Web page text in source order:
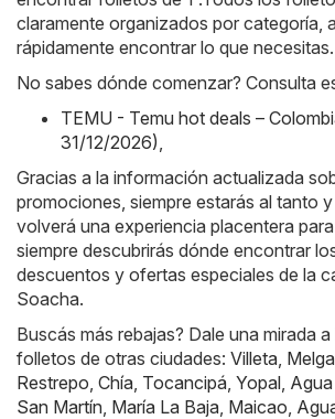
claramente organizados por categoría,
rápidamente encontrar lo que necesitas.
No sabes dónde comenzar? Consulta
TEMU - Temu hot deals –
31/12/2026),
Gracias a la información actualizada
promociones, siempre estarás al tanto
volverá una experiencia placentera
siempre descubrirás dónde encontrar
descuentos y ofertas especiales de la
Soacha.
Buscás más rebajas? Dale una mirada
folletos de otras ciudades: Villeta,
Restrepo, Chía, Tocancipá, Yopal,
San Martín, María La Baja, Maicao,